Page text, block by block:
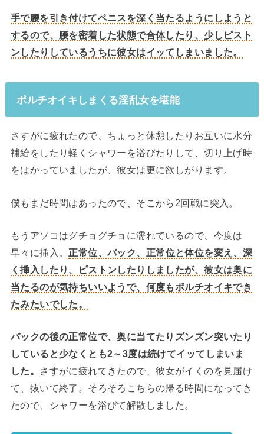
手で腰を引き付けてペニスを深く当たるようにしようと
するので、腰を密着した状態で合体したり、少しピスト
ンしたりしているうちに彼女はイッてしまいました。
ポルチオイキしまくる淫乱女を堪能
さすがに疲れたので、ちょっと休憩したりお互いに水分
補給をしたり軽くシャワーを浴びたりして、切り上げ時
をはかっていましたが、彼女は更に欲しがります。
僕もまだ時間はあったので、そこから2回戦に突入。
もうアソコはグチョグチョに濡れているので、今度は
早々に挿入。 正常位、バック、正常位と体位を変え、深
く挿入したり、ピストンしたりしましたが、彼女は奥に
当たるのが気持ちいいようで、何度もポルチオイキでき
たみたいでした。
バックの後の正常位で、奥に当てたりズンズン突いたり
していると少なくとも2～3度は続けてイッてしまいま
した。
さすがに疲れてきたので、彼女がイくのを見届け
て、抜いて終了。そろそろこちらの帰る時間になってき
たので、シャワーを浴びて解散しました。